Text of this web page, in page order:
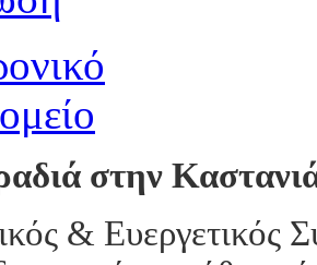
στην
& Ευεργετικός